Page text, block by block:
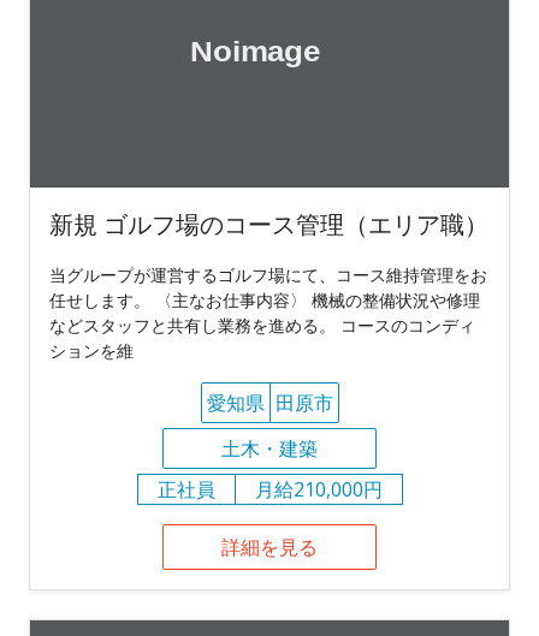
新規 ゴルフ場のコース管理（エリア職）
当グループが運営するゴルフ場にて、コース維持管理をお
任せします。 〈主なお仕事内容〉 機械の整備状況や修理
などスタッフと共有し業務を進める。 コースのコンディ
ションを維
愛知県 田原市
土木・建築
正社員
月給210,000円
詳細を見る